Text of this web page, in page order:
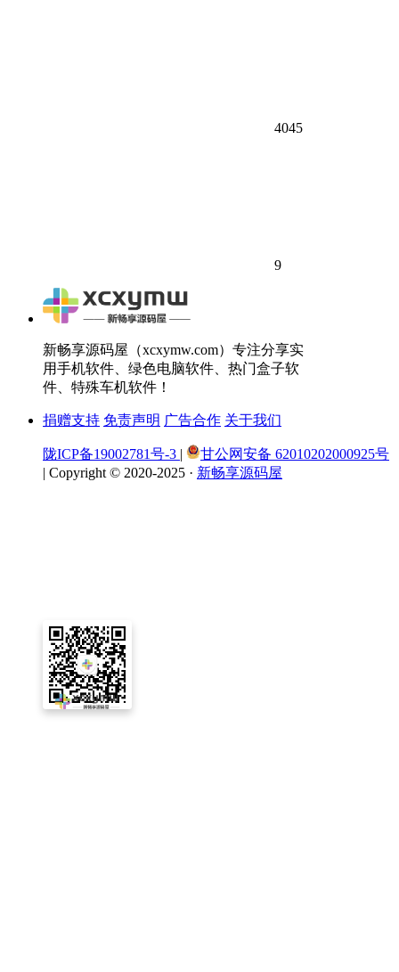
4045
9
新畅享源码屋（xcxymw.com）专注分享实
用手机软件、绿色电脑软件、热门盒子软
件、特殊车机软件！
捐赠支持 免责声明 广告合作 关于我们
陇ICP备19002781号-3 |
甘公网安备 62010202000925号
| Copyright © 2020-2025 · 新畅享源码屋